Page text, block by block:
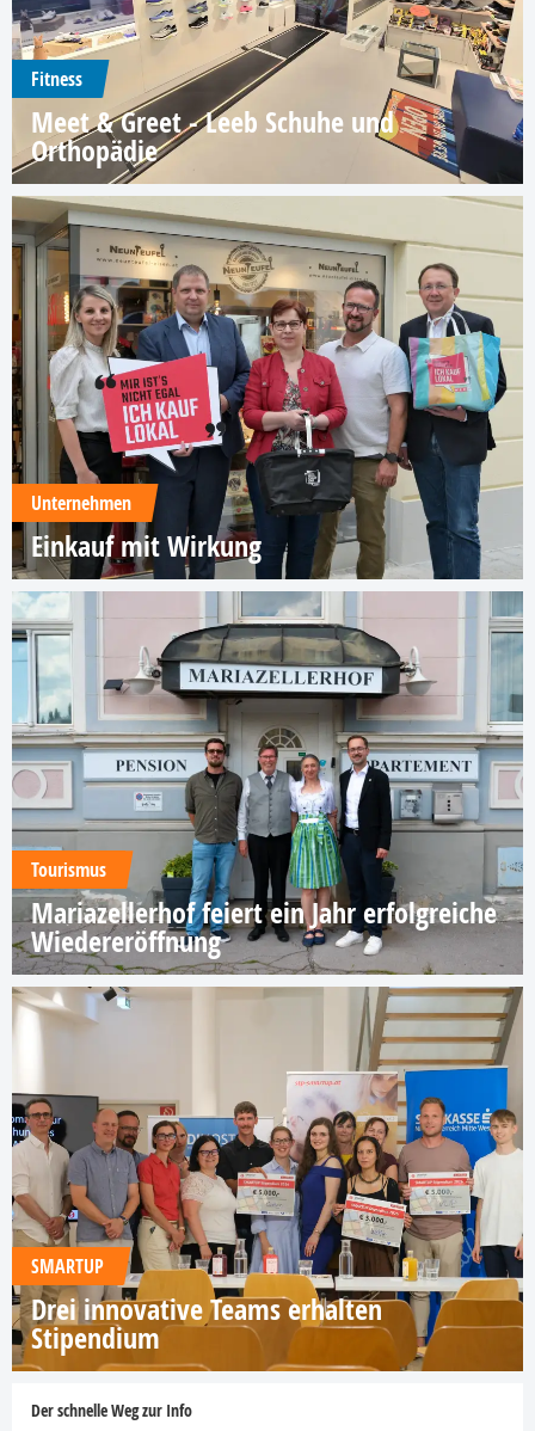
Fitness
Meet & Greet - Leeb Schuhe und
Orthopädie
Unternehmen
Einkauf mit Wirkung
Tourismus
Mariazellerhof feiert ein Jahr erfolgreiche
Wiedereröffnung
SMARTUP
Drei innovative Teams erhalten
Stipendium
Der schnelle Weg zur Info